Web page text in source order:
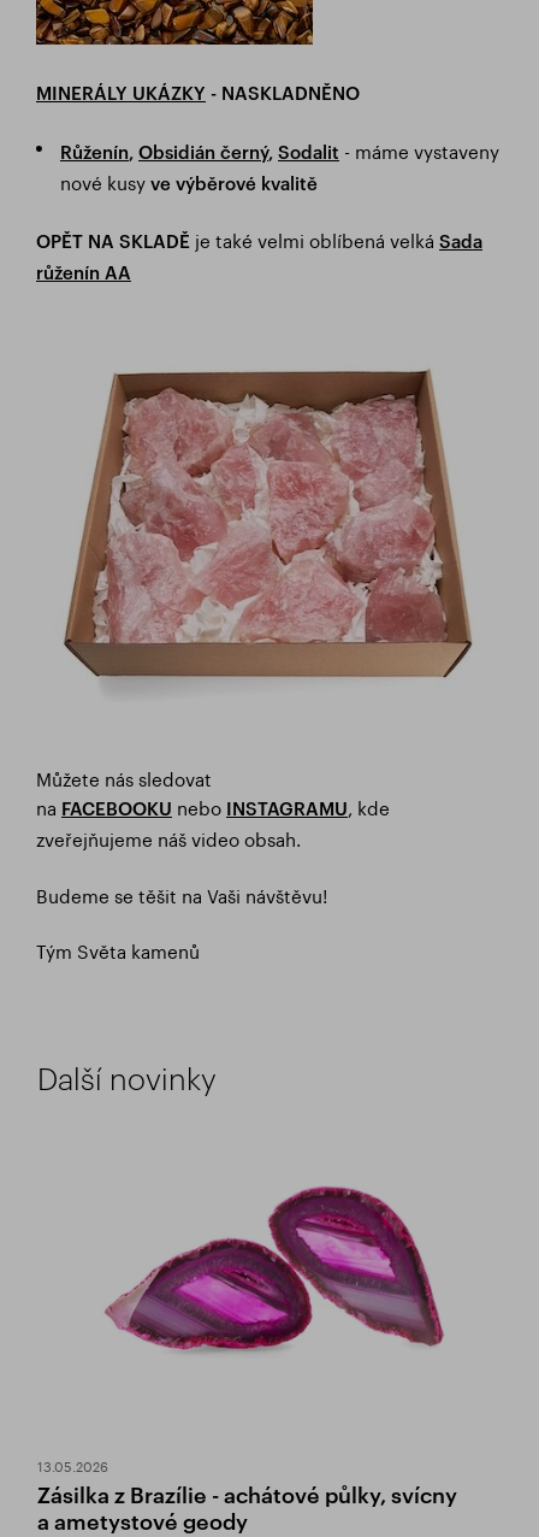
MINERÁLY UKÁZKY - NASKLADNĚNO
Růženín, Obsidián černý, Sodalit - máme vystaveny
nové kusy ve výběrové kvalitě
OPĚT NA SKLADĚ je také velmi oblíbená velká Sada
růženín AA
Můžete nás sledovat
na FACEBOOKU nebo INSTAGRAMU, kde
zveřejňujeme náš video obsah.
Budeme se těšit na Vaši návštěvu!
Tým Světa kamenů
Další novinky
13.05.2026
Zásilka z Brazílie - achátové půlky, svícny
a ametystové geody